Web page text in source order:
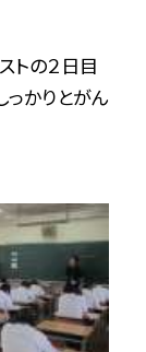
トの２日目
っかりとがん